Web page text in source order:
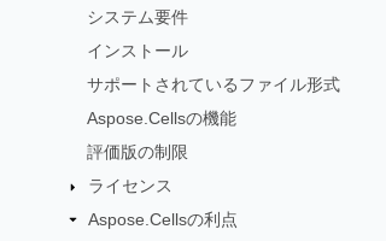
システム要件
インストール
サポートされているファイル形式
Aspose.Cellsの機能
評価版の制限
ライセンス
Aspose.Cellsの利点